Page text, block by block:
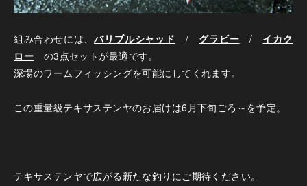
組み合わせには、 バリブルシャッド / グラビー / イカク
ロー の3点セットが最適です。
深場のワームフィッシングを可能にしてくれます。
この重量級テキサステンヤのお届けは6月下旬ごろ～を予定。
テキサステンヤで広がる新たな釣りにご期待ください。